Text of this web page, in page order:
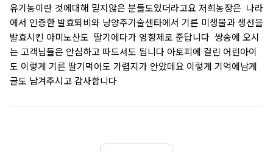
유기농이란 것에대해 믿지않은 분들도있더라고요 저희농장은 나라
에서 인증한 발효퇴비와 낭양주기술센타에서 기른 미생물과 생선을
발효시킨 아미노산도 딸기에다가 영향제로 준답니다 쌍송에 오시
는 고객님들은 안심하고 따드셔도 됩니다 아토피에 걸린 어린아이
도 이렇게 기른 딸기먹어도 가렵지가 안았데요 이렇게 기억에남게
글도 남겨주시고 감사합니다